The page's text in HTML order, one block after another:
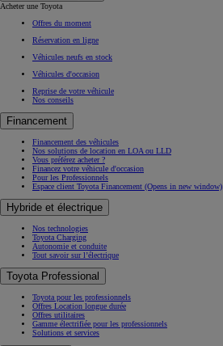
Acheter une Toyota
Offres du moment
Réservation en ligne
Véhicules neufs en stock
Véhicules d'occasion
Reprise de votre véhicule
Nos conseils
Financement
Financement des véhicules
Nos solutions de location en LOA ou LLD
Vous préférez acheter ?
Financez votre véhicule d'occasion
Pour les Professionnels
Espace client Toyota Financement (Opens in new window)
Hybride et électrique
Nos technologies
Toyota Charging
Autonomie et conduite
Tout savoir sur l’électrique
Toyota Professional
Toyota pour les professionnels
Offres Location longue durée
Offres utilitaires
Gamme électrifiée pour les professionnels
Solutions et services